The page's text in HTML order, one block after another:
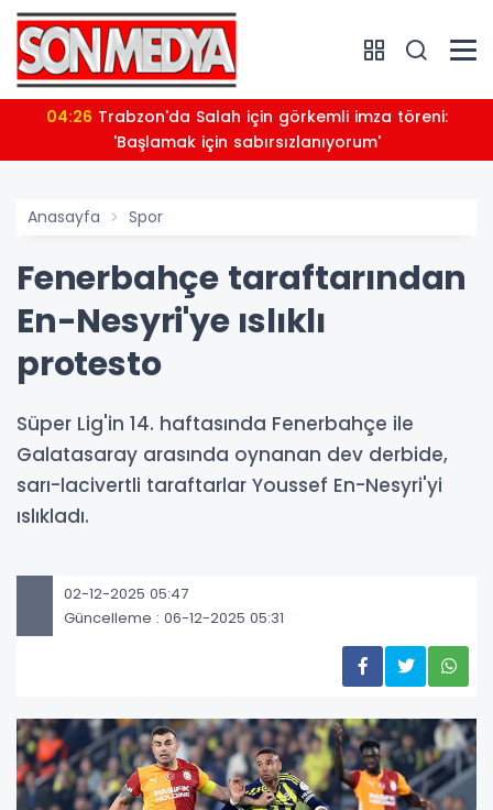
04:26
'Başlamak için sabırsızlanıyorum'
Anasayfa Spor
Fenerbahçe taraftarından
En-Nesyri'ye ıslıklı
protesto
Süper Lig'in 14. haftasında Fenerbahçe ile
Galatasaray arasında oynanan dev derbide,
sarı-lacivertli taraftarlar Youssef En-Nesyri'yi
ıslıkladı.
02-12-2025 05:47
Güncelleme : 06-12-2025 05:31